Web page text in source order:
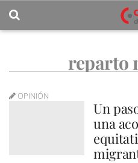
reparto
OPINIÓN
Un
una